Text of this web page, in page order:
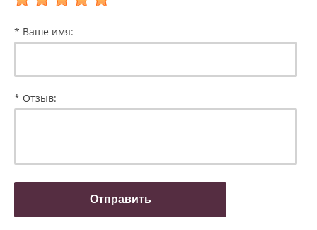
* Ваше имя:
* Отзыв: